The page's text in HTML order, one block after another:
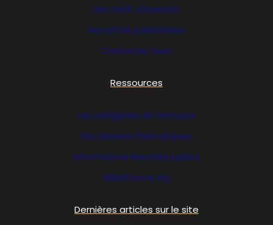
Nos tarifs d’insertion
Nos offres publicitaires
Contactez nous
Ressources
Les catégories de l’annuaire
Nos dossiers thématiques
Informations Marchés publics
Bibliofrance.org
Dernières articles sur le site